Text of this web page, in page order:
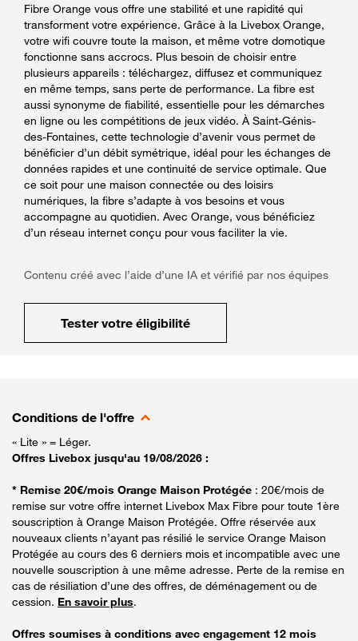
Fibre Orange vous offre une stabilité et une rapidité qui
transforment votre expérience. Grâce à la Livebox Orange,
votre wifi couvre toute la maison, et même votre domotique
fonctionne sans accrocs. Plus besoin de choisir entre
plusieurs appareils : téléchargez, diffusez et communiquez
en même temps, sans perte de performance. La fibre est
aussi synonyme de fiabilité, essentielle pour les démarches
en ligne ou les compétitions de jeux vidéo. À Saint-Génis-
des-Fontaines, cette technologie d’avenir vous permet de
bénéficier d’un débit symétrique, idéal pour les échanges de
données rapides et une continuité de service optimale. Que
ce soit pour une maison connectée ou des loisirs
numériques, la fibre s’adapte à vos besoins et vous
accompagne au quotidien. Avec Orange, vous bénéficiez
d’un réseau internet conçu pour vous faciliter la vie.
Contenu créé avec l’aide d’une IA et vérifié par nos équipes
Tester votre éligibilité
Conditions de l'offre
« Lite » = Léger.
Offres Livebox jusqu'au 19/08/2026 :
* Remise 20€/mois Orange Maison Protégée : 20€/mois de
remise sur votre offre internet Livebox Max Fibre pour toute 1ère
souscription à Orange Maison Protégée. Offre réservée aux
nouveaux clients n’ayant pas résilié le service Orange Maison
Protégée au cours des 6 derniers mois et incompatible avec une
nouvelle souscription à une même adresse. Perte de la remise en
cas de résiliation d’une des offres, de déménagement ou de
cession. En savoir plus.
Offres soumises à conditions avec engagement 12 mois